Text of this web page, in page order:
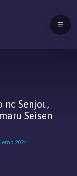
no Senjou,
Seisen
2024